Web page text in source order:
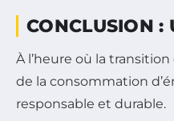
CONCLUSION :
À l’heure où la
de la consommation
responsable et durable.